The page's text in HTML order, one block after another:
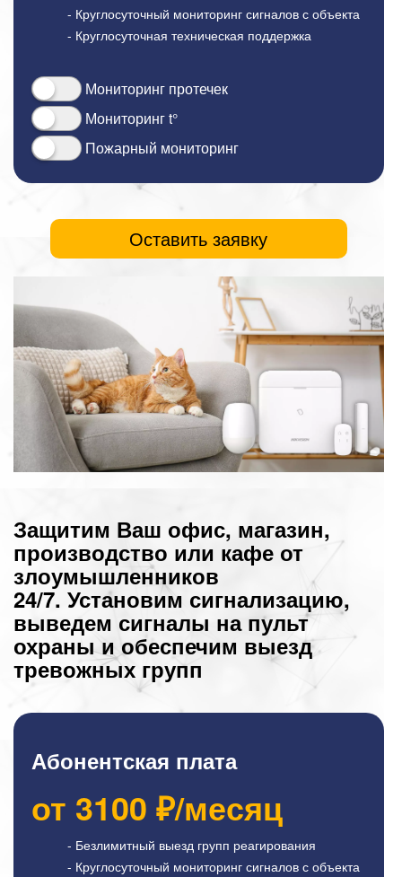
- Круглосуточный мониторинг сигналов с объекта
- Круглосуточная техническая поддержка
Мониторинг протечек
Мониторинг t°
Пожарный мониторинг
Оставить заявку
Защитим Ваш офис, магазин,
производство или кафе от
злоумышленников
24/7. Установим сигнализацию,
выведем сигналы на пульт
охраны и обеспечим выезд
тревожных групп
Абонентская плата
от 3100 ₽/месяц
- Безлимитный выезд групп реагирования
- Круглосуточный мониторинг сигналов с объекта